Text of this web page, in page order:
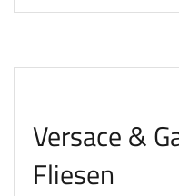
Versace &
Fliesen